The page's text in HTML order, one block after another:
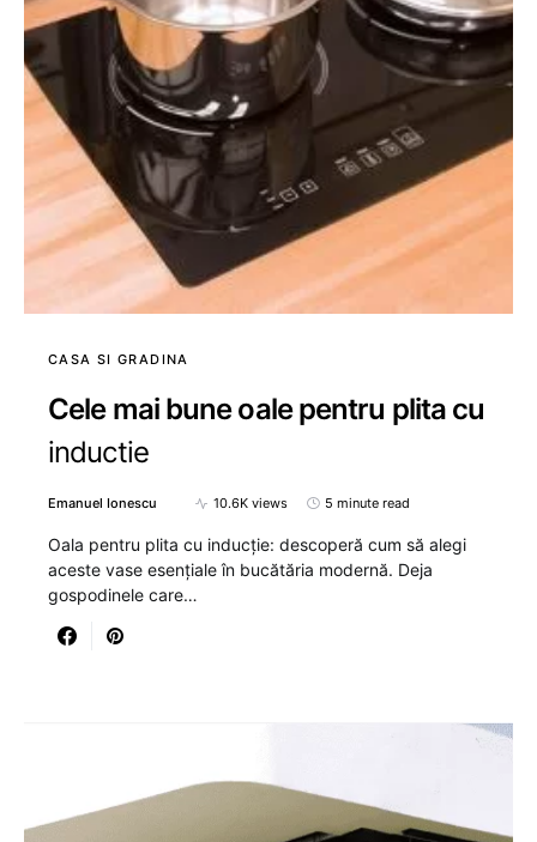
CASA SI GRADINA
Cele mai bune oale pentru plita cu
inductie
Emanuel Ionescu 10.6K views 5 minute read
Oala pentru plita cu inducție: descoperă cum să alegi
aceste vase esențiale în bucătăria modernă. Deja
gospodinele care…